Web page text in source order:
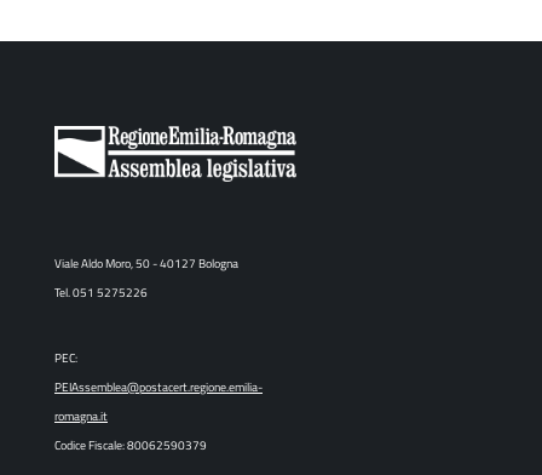
Viale Aldo Moro, 50 - 40127 Bologna
Tel. 051 5275226
PEC:
PEIAssemblea@postacert.regione.emilia-
romagna.it
Codice Fiscale: 80062590379